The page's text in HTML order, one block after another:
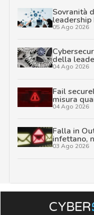
Sovranità
leadership
05 Ago 2026
della
04 Ago 2026
Fail
misura
04 Ago 2026
Falla in
infettano,
03 Ago 2026